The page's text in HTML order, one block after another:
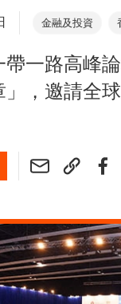
金融及投資
帶一路高峰
」，邀請全